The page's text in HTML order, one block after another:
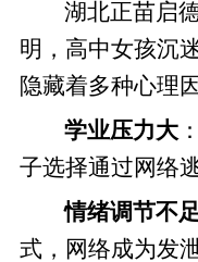
湖北正苗启
明，高中女孩沉
隐藏着多种心理
学业压力大
子选择通过网络
情绪调节不足
式，网络成为发